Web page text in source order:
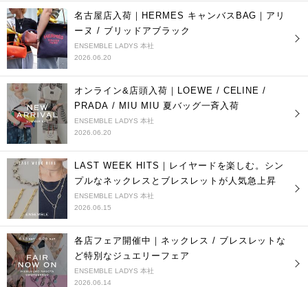
名古屋店入荷｜HERMES キャンバスBAG｜アリ
ーヌ / ブリッドアブラック
ENSEMBLE LADYS 本社
2026.06.20
オンライン&店頭入荷｜LOEWE / CELINE /
PRADA / MIU MIU 夏バッグ一斉入荷
ENSEMBLE LADYS 本社
2026.06.20
LAST WEEK HITS｜レイヤードを楽しむ。シン
プルなネックレスとブレスレットが人気急上昇
ENSEMBLE LADYS 本社
2026.06.15
各店フェア開催中｜ネックレス / ブレスレットな
ど特別なジュエリーフェア
ENSEMBLE LADYS 本社
2026.06.14